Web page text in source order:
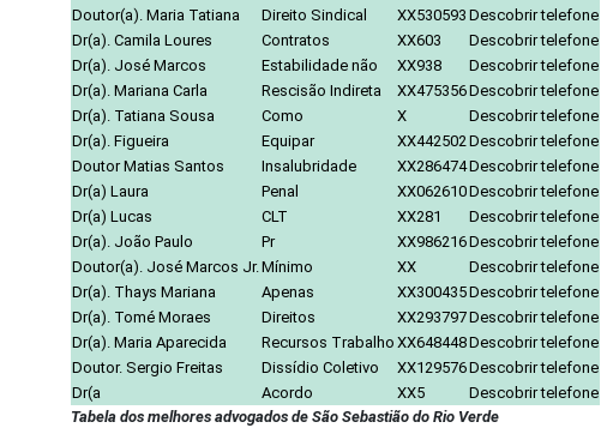
Doutor(a). Maria Tatiana
Direito Sindical XX530593 Descobrir telefone
Dr(a). Camila Loures
Contratos XX603
Descobrir telefone
Dr(a). José Marcos
Estabilidade não XX938
Descobrir telefone
Dr(a). Mariana Carla
Rescisão Indireta XX475356Descobrir telefone
Dr(a). Tatiana Sousa
Como X
Descobrir telefone
Dr(a). Figueira
Equipar XX442502 Descobrir telefone
Doutor Matias Santos
Insalubridade XX286474Descobrir telefone
Dr(a) Laura
Penal XX062610Descobrir telefone
Dr(a) Lucas
CLT XX281
Descobrir telefone
Dr(a). João Paulo
Pr XX986216Descobrir telefone
Doutor(a). José Marcos Jr. Mínimo XX
Descobrir telefone
Dr(a). Thays Mariana
Apenas XX300435Descobrir telefone
Dr(a). Tomé Moraes
Direitos XX293797Descobrir telefone
Dr(a). Maria Aparecida
Recursos Trabalho XX648448Descobrir telefone
Doutor. Sergio Freitas
Dissídio Coletivo XX129576Descobrir telefone
Dr(a
Acordo XX5
Descobrir telefone
Tabela dos melhores advogados de São Sebastião do Rio Verde